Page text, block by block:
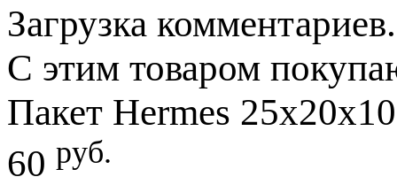
Загрузка
С этим товаром
Пакет Hermes
60 руб.